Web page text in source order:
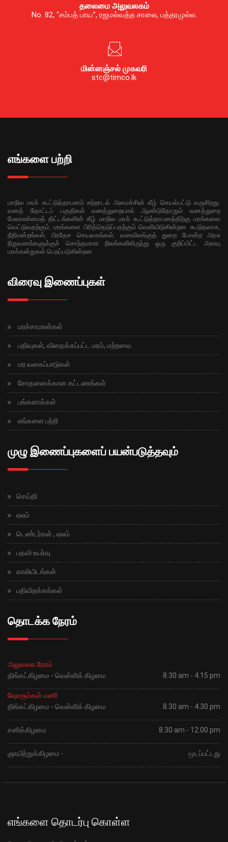
தலைமை அலுவலகம்
No. 82, “சம்பத் பாய”, ரஜமல்வத்த சாலை, பத்தரமுல்ல.
மின்னஞ்சல் முகவரி
stc@timco.lk
எங்களை பற்றி
மாநில மரக் கூட்டுத்தாபனம் சுற்றாடல் அமைச்சின் கீழ் செயல்பட்டு வருகிறது.
வனத் தோட்டப் பகுதிகள் வனத்துறையால் ஆண்டுதோறும் வனத்துறை
மேலாண்மைத் திட்டங்களின் கீழ் மாநில மரக் கூட்டுத்தாபனத்திற்கு மரங்களை
வெட்டுவதற்கும், மரங்களை பிரித்தெடுப்பதற்கும் வெளியிடுகின்றன. கூடுதலாக,
நீதிமன்றங்கள், பிரதேச செயலகங்கள், வனவிலங்குத் துறை போன்ற அரசு
நிறுவனங்களுக்குச் சொந்தமான நிலங்களிலிருந்து ஒரு குறிப்பிட்ட அளவு
மரக்கன்றுகள் பெறப்படுகின்றன.
விரைவு இணைப்புகள்
மரச்சாமான்கள்
பதிவுகள், விதைக்கப்பட்ட மரம், மற்றவை
மர வகைப்பாடுகள்
சோதனைக்கான கட்டணங்கள்
பங்களாக்கள்
எங்களை பற்றி
முழு இணைப்புகளைப் பயன்படுத்தவும்
செய்தி
ஏலம்
டெண்டர்கள் , ஏலம்
பதவி உயர்வு
காலியிடங்கள்
பதிவிறக்கங்கள்
தொடக்க நேரம்
அலுவலக நேரம்
திங்கட்கிழமை - வெள்ளிக் கிழமை
8.30 am - 4.15 pm
ஷோரூம்கள் மணி
திங்கட்கிழமை - வெள்ளிக் கிழமை
8.30 am - 4.30 pm
சனிக்கிழமை 8.30 am - 12.00 pm
ஞாயிற்றுக்கிழமை - மூடப்பட்டது
எங்களை தொடர்பு கொள்ள